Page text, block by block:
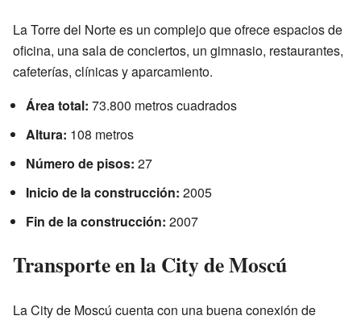
La Torre del Norte es un complejo que ofrece espacios de
oficina, una sala de conciertos, un gimnasio, restaurantes,
cafeterías, clínicas y aparcamiento.
Área total: 73.800 metros cuadrados
Altura: 108 metros
Número de pisos: 27
Inicio de la construcción: 2005
Fin de la construcción: 2007
Transporte en la City de Moscú
La City de Moscú cuenta con una buena conexión de